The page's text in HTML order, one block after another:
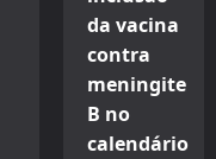
da vacina
contra
meningite
B no
calendário